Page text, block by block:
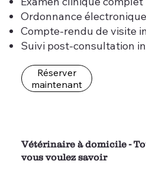
Ordonnance
Compte-rendu de visite
Suivi post-consultation
Réserver
maintenant
Vétérinaire à domicile -
vous voulez savoir